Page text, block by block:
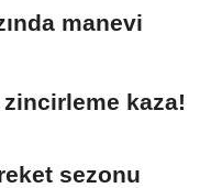
manevi
kaza!
sezonu